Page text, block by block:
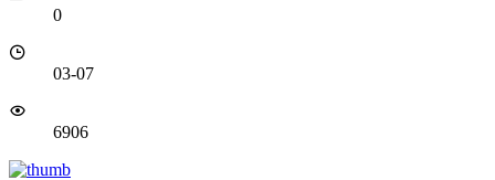
0
03-07
6906